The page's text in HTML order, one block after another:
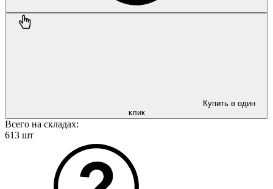
Купить в один
клик
Всего на складах:
613 шт